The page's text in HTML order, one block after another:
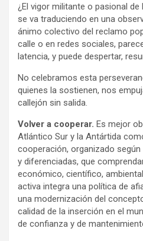
¿El vigor militante o pasional
se va traduciendo en una
ánimo colectivo del reclamo
calle o en redes sociales,
latencia, y puede despertar,
No celebramos esta
quienes la sostienen, nos
callejón sin salida.
Volver a cooperar. Es mejor
Atlántico Sur y la Antártida
cooperación, organizado
y diferenciadas, que
económico, científico,
activa integra una política de
una modernización del
calidad de la inserción en el
de confianza y de